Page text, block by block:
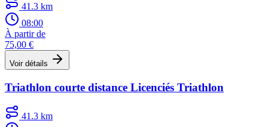
41.3 km
08:00
À partir de
75,00 €
Voir détails
Triathlon courte distance Licenciés Triathlon
41.3 km